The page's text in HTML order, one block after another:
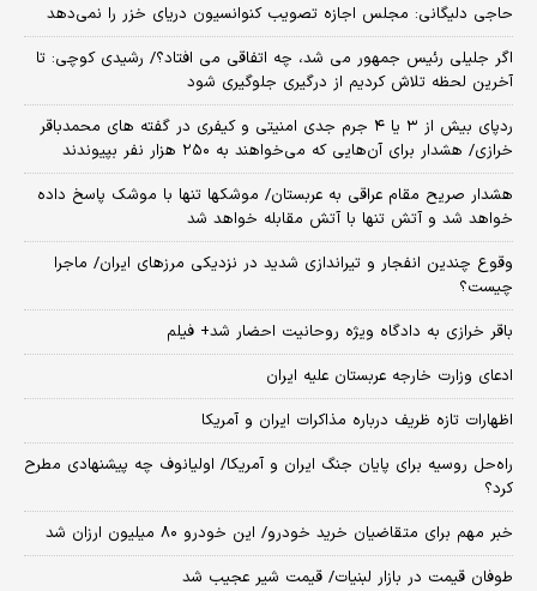
حاجی دلیگانی: مجلس اجازه تصویب کنوانسیون دریای خزر را نمی‌دهد
اگر جلیلی رئیس جمهور می شد، چه اتفاقی می افتاد؟/ رشیدی کوچی: تا
آخرین لحظه تلاش کردیم از درگیری جلوگیری شود
ردپای بیش از ۳ یا ۴ جرم جدی امنیتی و کیفری در گفته های محمدباقر
خرازی/ هشدار برای آن‌هایی که می‌خواهند به ۲۵۰ هزار نفر بپیوندند
هشدار صریح مقام عراقی به عربستان/ موشکها تنها با موشک پاسخ داده
خواهد شد و آتش تنها با آتش مقابله خواهد شد
وقوع چندین انفجار و تیراندازی شدید در نزدیکی مرز‌های ایران/ ماجرا
چیست؟
باقر خرازی به دادگاه ویژه روحانیت احضار شد+ فیلم
ادعای وزارت خارجه عربستان علیه ایران
اظهارات تازه ظریف درباره مذاکرات ایران و آمریکا
راه‌حل روسیه برای پایان جنگ ایران و آمریکا/ اولیانوف چه پیشنهادی مطرح
کرد؟
خبر مهم برای متقاضیان خرید خودرو/ این خودرو ۸۰ میلیون ارزان شد
طوفان قیمت در بازار لبنیات/ قیمت شیر عجیب شد